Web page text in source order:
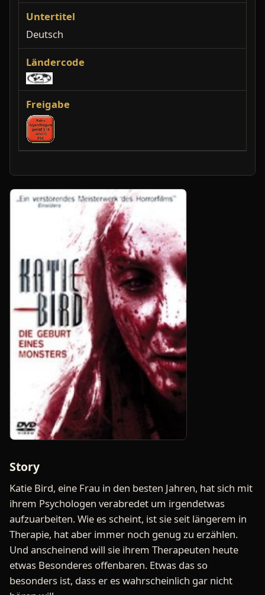
Untertitel
Deutsch
Ländercode
Freigabe
Story
Katie Bird, eine Frau in den besten Jahren, hat sich mit
ihrem Psychologen verabredet um irgendetwas
aufzuarbeiten. Wie es scheint, ist sie seit längerem in
Therapie, hat aber immer noch genug zu erzählen.
Und anscheinend will sie ihrem Therapeuten heute
etwas Besonderes offenbaren. Etwas das so
besonders ist, dass er es wahrscheinlich gar nicht